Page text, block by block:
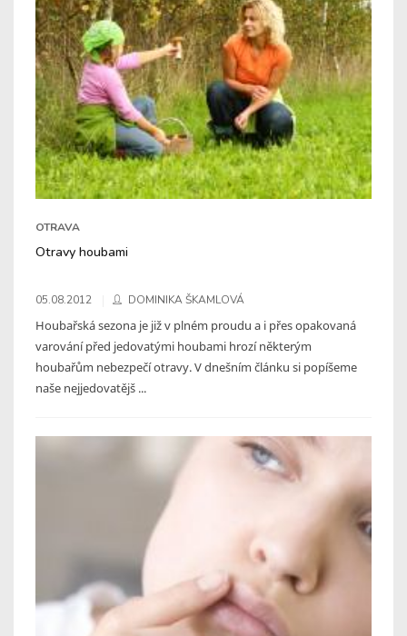
OTRAVA
Otravy houbami
05.08.2012 DOMINIKA ŠKAMLOVÁ
Houbařská sezona je již v plném proudu a i přes opakovaná
varování před jedovatými houbami hrozí některým
houbařům nebezpečí otravy. V dnešním článku si popíšeme
naše nejjedovatějš ...